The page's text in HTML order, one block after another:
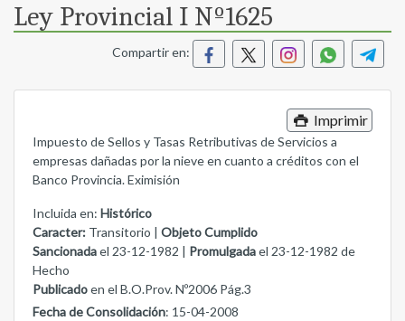
Ley Provincial I Nº1625
Compartir en:
Imprimir
Impuesto de Sellos y Tasas Retributivas de Servicios a
empresas dañadas por la nieve en cuanto a créditos con el
Banco Provincia. Eximisión
Incluida en: Histórico
Caracter: Transitorio | Objeto Cumplido
Sancionadael 23-12-1982 | Promulgadael 23-12-1982 de
Hecho
Publicadoen el B.O.Prov. Nº2006 Pág.3
Fecha de Consolidación: 15-04-2008